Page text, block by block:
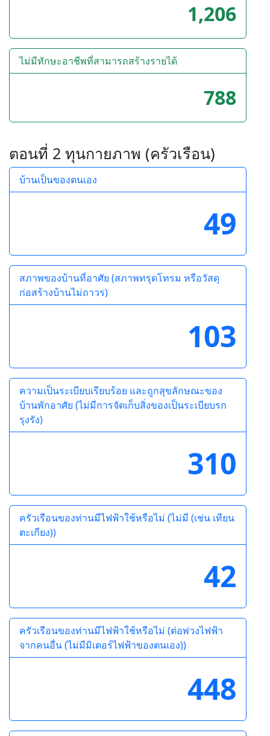
1,206
ไม่มีทักษะอาชีพที่สามารถสร้างรายได้
788
ตอนที่ 2 ทุนกายภาพ (ครัวเรือน)
บ้านเป็นของตนเอง
49
สภาพของบ้านที่อาศัย (สภาพทรุดโทรม หรือวัสดุ
ก่อสร้างบ้านไม่ถาวร)
103
ความเป็นระเบียบเรียบร้อย และถูกสุขลักษณะของ
บ้านพักอาศัย (ไม่มีการจัดเก็บสิ่งของเป็นระเบียบรก
รุงรัง)
310
ครัวเรือนของท่านมีไฟฟ้าใช้หรือไม่ (ไม่มี (เช่น เทียน
ตะเกียง))
42
ครัวเรือนของท่านมีไฟฟ้าใช้หรือไม่ (ต่อพ่วงไฟฟ้า
จากคนอื่น (ไม่มีมิเตอร์ไฟฟ้าของตนเอง))
448